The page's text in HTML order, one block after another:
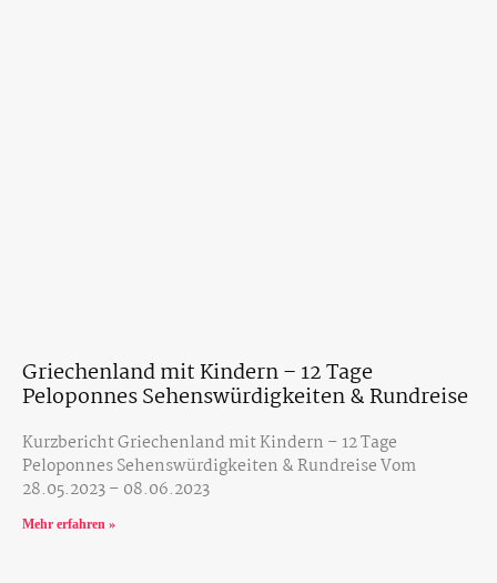
Griechenland mit Kindern – 12 Tage
Peloponnes Sehenswürdigkeiten & Rundreise
Kurzbericht Griechenland mit Kindern – 12 Tage
Peloponnes Sehenswürdigkeiten & Rundreise Vom
28.05.2023 – 08.06.2023
Mehr erfahren »